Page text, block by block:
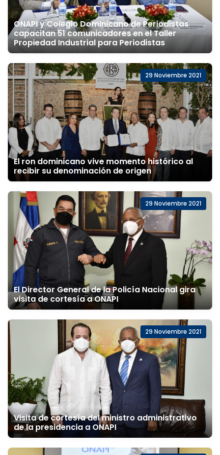
ONAPI y Colegio Dominicano de Periodistas
capacitan 51 comunicadores en el Taller
Propiedad Industrial para Periodistas
29 Noviembre 2021
El ron dominicano vive momento histórico al
recibir su denominación de origen
29 Noviembre 2021
El Director General de la Policía Nacional gira
visita de cortesía a ONAPI
29 Noviembre 2021
Visita de cortesía del ministro administrativo
de la presidencia a ONAPI